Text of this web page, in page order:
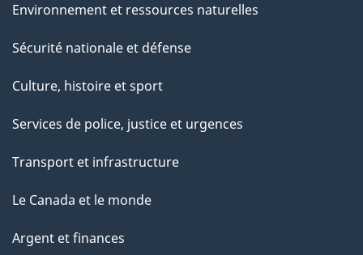
Environnement et ressources naturelles
Sécurité nationale et défense
Culture, histoire et sport
Services de police, justice et urgences
Transport et infrastructure
Le Canada et le monde
Argent et finances